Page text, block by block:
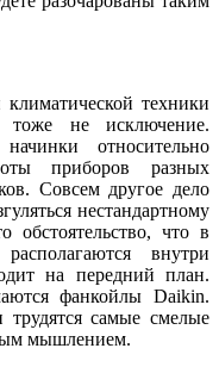
техники
тоже не исключение.
относительно
приборов разных
Совсем другое дело
нестандартному
что в
внутри
на передний план.
фанкойлы Daikin.
самые смелые
мышлением.